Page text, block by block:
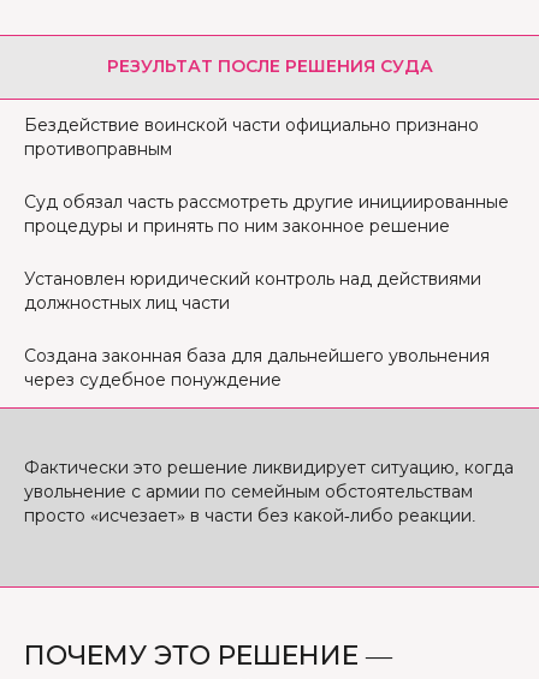
РЕЗУЛЬТАТ ПОСЛЕ РЕШЕНИЯ СУДА
Бездействие воинской части официально признано
противоправным
Суд обязал часть рассмотреть другие инициированные
процедуры и принять по ним законное решение
Установлен юридический контроль над действиями
должностных лиц части
Создана законная база для дальнейшего увольнения
через судебное понуждение
Фактически это решение ликвидирует ситуацию, когда
увольнение с армии по семейным обстоятельствам​
просто «исчезает» в части без какой-либо реакции.
ПОЧЕМУ ЭТО РЕШЕНИЕ —